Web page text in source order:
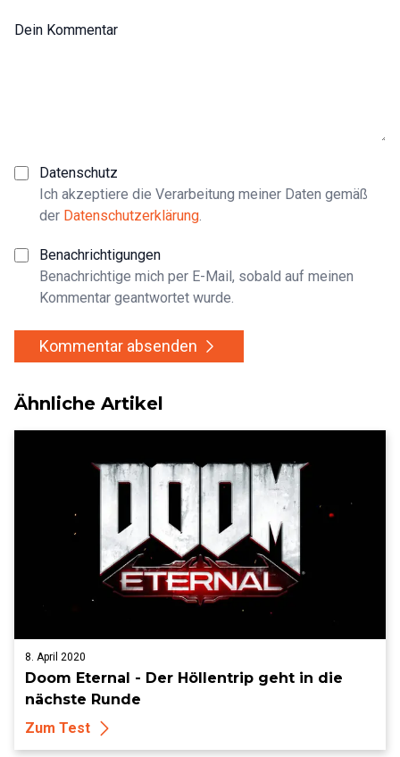
Dein Kommentar
Datenschutz
Ich akzeptiere die Verarbeitung meiner Daten gemäß
der Datenschutzerklärung.
Benachrichtigungen
Benachrichtige mich per E-Mail, sobald auf meinen
Kommentar geantwortet wurde.
Kommentar absenden
Ähnliche Artikel
8. April 2020
Doom Eternal - Der Höllentrip geht in die
nächste Runde
Zum Test